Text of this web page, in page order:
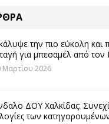
την πιο εύκολη και
για μπεσαμέλ από
Μαρτίου 2026
ΔΟΥ Χαλκίδας:
των